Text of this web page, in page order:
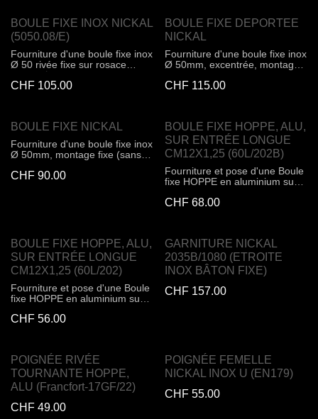
85x69x29mm, diamètre 55mm
Dimensions 75x30x77mm.
BOULE FIXE INOX NICKAL
(5050.08/E)
Fourniture d'une boule fixe inox
Ø 50 rivée fixe sur rosace
ronde Ø 52 mm
CHF 105.00
BOULE FIXE DEPORTEE
NICKAL
Fourniture d'une boule fixe inox
Ø 50mm, excentrée, montage
visser M12
CHF 115.00
BOULE FIXE NICKAL
Fourniture d'une boule fixe inox
Ø 50mm, montage fixe (sans
M12
CHF 90.00
BOULE FIXE HOPPE, ALU,
SUR ENTRÉE LONGUE
CM12X1,25 (60L/202B)
Fourniture et pose d'une Boule
fixe HOPPE en aluminium sur
d'entrée. PZ107,5, pour carrés
220x40x7mm
CHF 68.00
BOULE FIXE HOPPE, ALU,
SUR ENTRÉE LONGUE
CM12X1,25 (60L/202)
Fourniture et pose d'une Boule
fixe HOPPE en aluminium sur
d'entrée. Pour carrés FDW
Dimensions 220x40x7mm
CHF 56.00
GARNITURE NICKAL
2035B/1080 (ETROITE
INOX BÂTON FIXE)
CHF 157.00
POIGNÉE RIVÉE
TOURNANTE HOPPE,
ALU (Francfort-17GF/22)
CHF 49.00
POIGNÉE FEMELLE
NICKAL INOX U (EN179)
CHF 55.00